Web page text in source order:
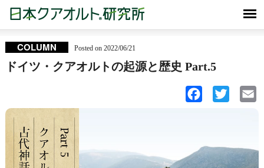
COLUMN Posted on 2022/06/21
ドイツ・クアオルトの起源と歴史 Part.5
Facebook Twitter